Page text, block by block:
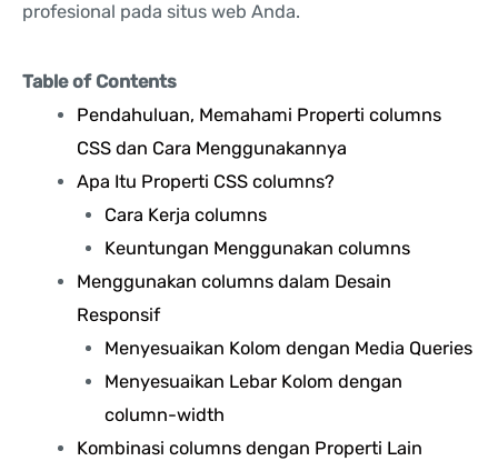
profesional pada situs web Anda.
Table of Contents
Pendahuluan, Memahami Properti columns
CSS dan Cara Menggunakannya
Apa Itu Properti CSS columns?
Cara Kerja columns
Keuntungan Menggunakan columns
Menggunakan columns dalam Desain
Responsif
Menyesuaikan Kolom dengan Media Queries
Menyesuaikan Lebar Kolom dengan
column-width
Kombinasi columns dengan Properti Lain